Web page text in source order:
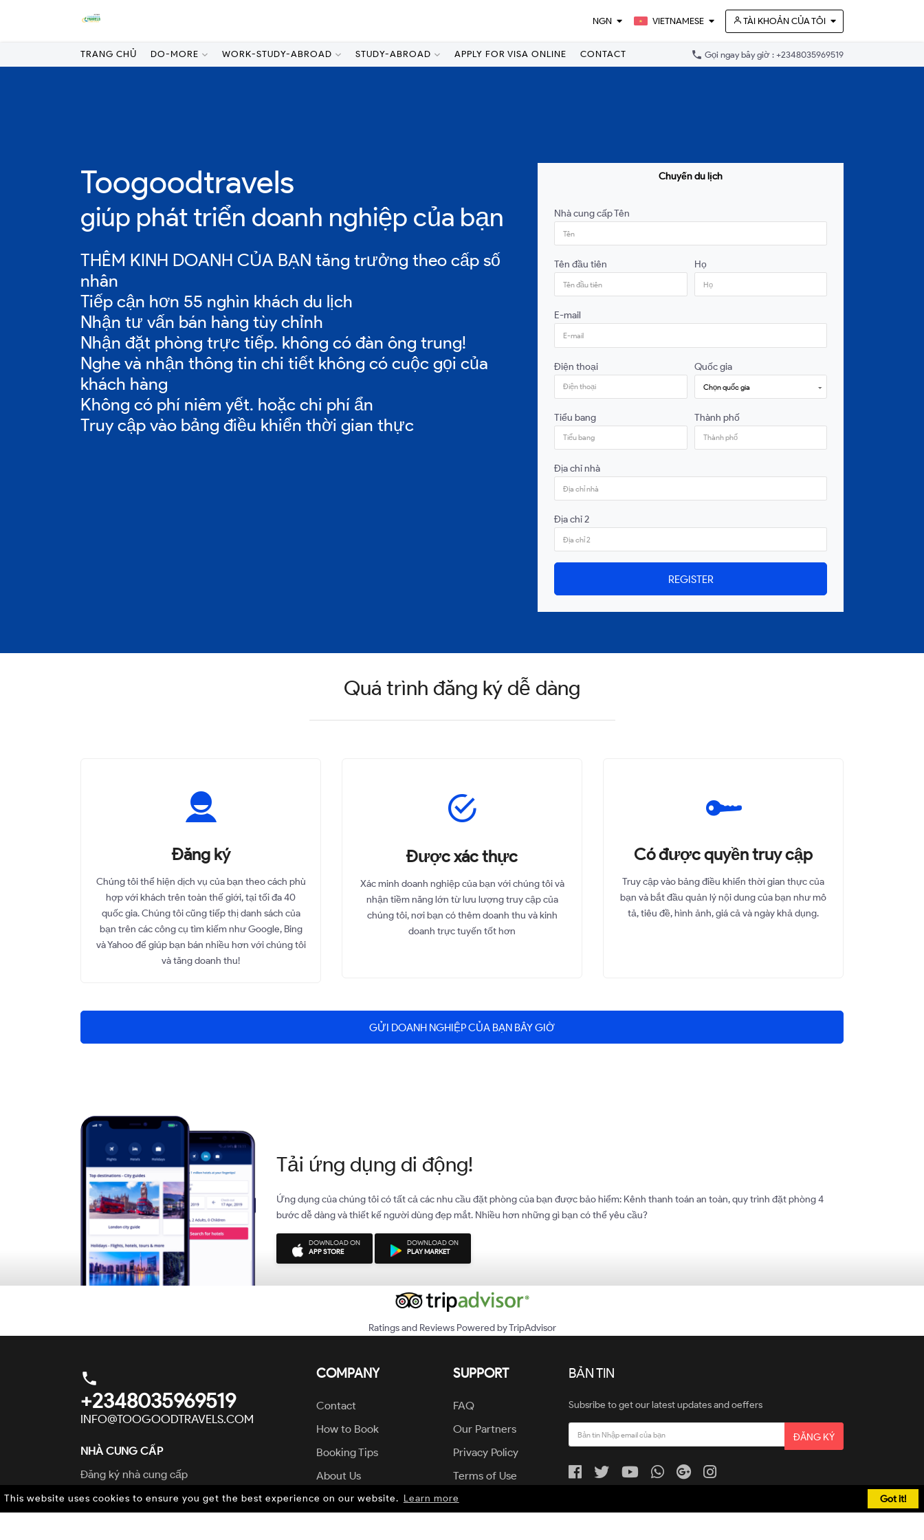
NGN VIETNAMESE TÀI KHOẢN CỦA TÔI
TRANG CHỦ DO-MORE WORK-STUDY-ABROAD STUDY-ABROAD APPLY FOR VISA ONLINE CONTACT phone Gọi ngay bây giờ : +2348035969519
Toogoodtravels
giúp phát triển doanh nghiệp của bạn
THÊM KINH DOANH CỦA BẠN tăng trưởng theo cấp số
nhân
Tiếp cận hơn 55 nghìn khách du lịch
Nhận tư vấn bán hàng tùy chỉnh
Nhận đặt phòng trực tiếp. không có đàn ông trung!
Nghe và nhận thông tin chi tiết không có cuộc gọi của
khách hàng
Không có phí niêm yết. hoặc chi phí ẩn
Truy cập vào bảng điều khiển thời gian thực
Chuyến du lịch
Nhà cung cấp Tên
Tên đầu tiên Họ
E-mail
Điện thoại Quốc gia
Chọn quốc gia
Tiểu bang Thành phố
Địa chỉ nhà
Địa chỉ 2
REGISTER
Quá trình đăng ký dễ dàng
Đăng ký
Chúng tôi thể hiện dịch vụ của bạn theo cách phù
hợp với khách trên toàn thế giới, tại tối đa 40
quốc gia. Chúng tôi cũng tiếp thị danh sách của
bạn trên các công cụ tìm kiếm như Google, Bing
và Yahoo để giúp bạn bán nhiều hơn với chúng tôi
và tăng doanh thu!
Được xác thực
Xác minh doanh nghiệp của bạn với chúng tôi và
nhận tiềm năng lớn từ lưu lượng truy cập của
chúng tôi, nơi bạn có thêm doanh thu và kinh
doanh trực tuyến tốt hơn
Có được quyền truy cập
Truy cập vào bảng điều khiển thời gian thực của
bạn và bắt đầu quản lý nội dung của bạn như mô
tả, tiêu đề, hình ảnh, giá cả và ngày khả dụng.
GỬI DOANH NGHIỆP CỦA BẠN BÂY GIỜ
Tải ứng dụng di động!
Ứng dụng của chúng tôi có tất cả các nhu cầu đặt phòng của bạn được bảo hiểm: Kênh thanh toán an toàn, quy trình đặt phòng 4
bước dễ dàng và thiết kế người dùng đẹp mắt. Nhiều hơn những gì bạn có thể yêu cầu?
DOWNLOAD ON
APP STORE
DOWNLOAD ON
PLAY MARKET
Ratings and Reviews Powered by TripAdvisor
phone
+2348035969519
INFO@TOOGOODTRAVELS.COM
NHÀ CUNG CẤP
Đăng ký nhà cung cấp
Đăng nhập Extranet
COMPANY
Contact
How to Book
Booking Tips
About Us
SUPPORT
FAQ
Our Partners
Privacy Policy
Terms of Use
BẢN TIN
Subsribe to get our latest updates and oeffers
ĐĂNG KÝ
This website uses cookies to ensure you get the best experience on our website. Learn more Got it!